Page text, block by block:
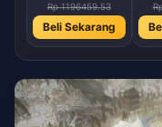
Rp 1196459.53
Beli Sekarang